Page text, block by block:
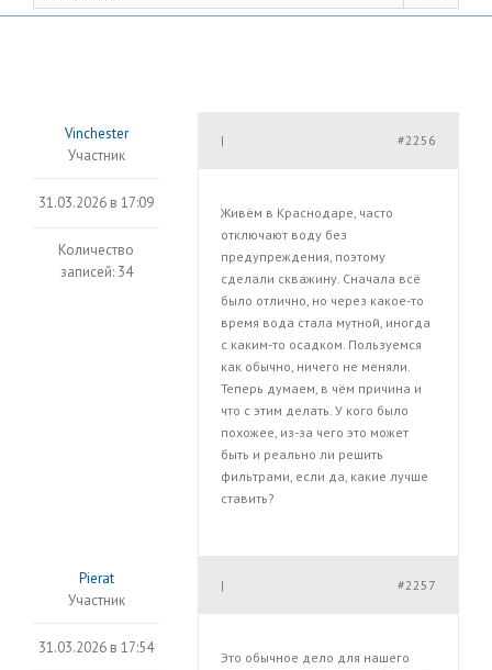
Vinchester
Участник
31.03.2026 в 17:09
Количество
записей: 34
#2256
|
Живём в Краснодаре, часто
отключают воду без
предупреждения, поэтому
сделали скважину. Сначала всё
было отлично, но через какое-то
время вода стала мутной, иногда
с каким-то осадком. Пользуемся
как обычно, ничего не меняли.
Теперь думаем, в чём причина и
что с этим делать. У кого было
похожее, из-за чего это может
быть и реально ли решить
фильтрами, если да, какие лучше
ставить?
Pierat
Участник
31.03.2026 в 17:54
#2257
|
Это обычное дело для нашего